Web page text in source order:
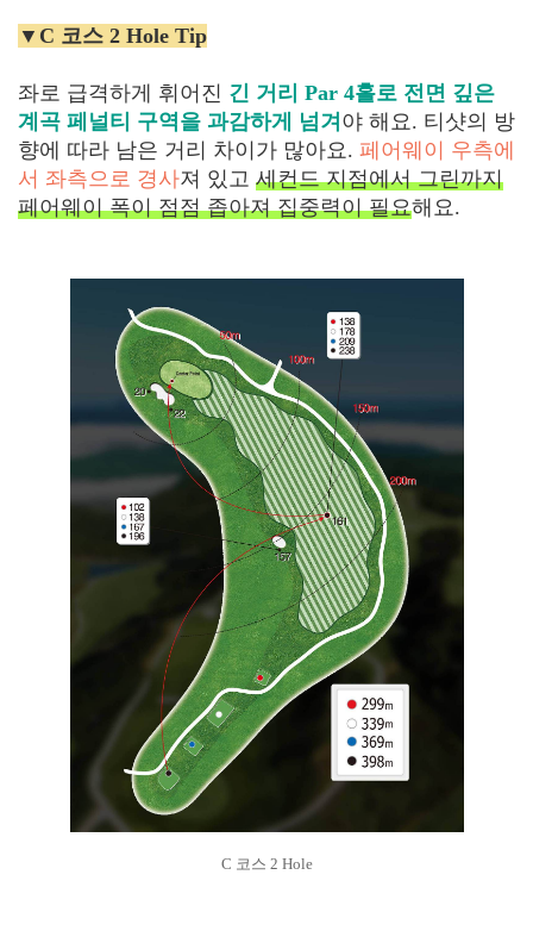
▼C 코스 2 Hole Tip
좌로 급격하게 휘어진 긴 거리 Par 4홀로 전면 깊은
계곡 페널티 구역을 과감하게 넘겨 야 해요. 티샷의 방
향에 따라 남은 거리 차이가 많아요. 페어웨이 우측에
서 좌측으로 경사져 있고 세컨드 지점에서 그린까지
페어웨이 폭이 점점 좁아져 집중력이 필요해요.
C 코스 2 Hole